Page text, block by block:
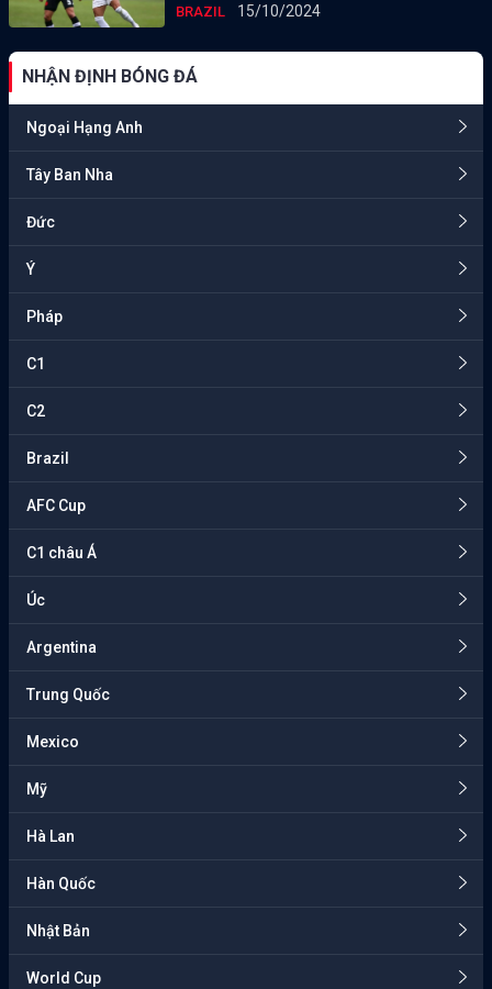
BRAZIL 15/10/2024
NHẬN ĐỊNH BÓNG ĐÁ
Ngoại Hạng Anh
Tây Ban Nha
Đức
Ý
Pháp
C1
C2
Brazil
AFC Cup
C1 châu Á
Úc
Argentina
Trung Quốc
Mexico
Mỹ
Hà Lan
Hàn Quốc
Nhật Bản
World Cup